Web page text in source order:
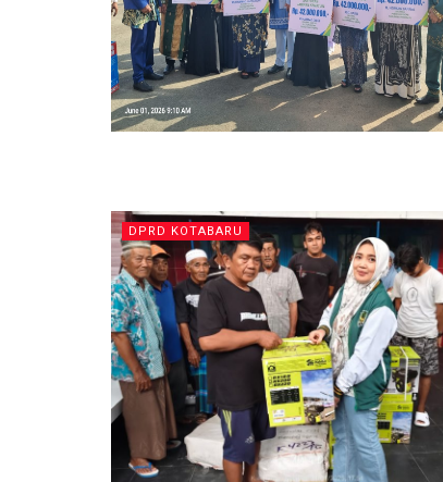
DPRD KOTABARU